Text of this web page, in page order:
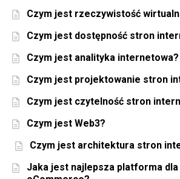
Czym jest rzeczywistość
Czym jest dostępność stron
Czym jest analityka internetowa?
Czym jest projektowanie stron
Czym jest czytelność stron
Czym jest Web3?
Czym jest architektura stron
Jaka jest najlepsza platforma